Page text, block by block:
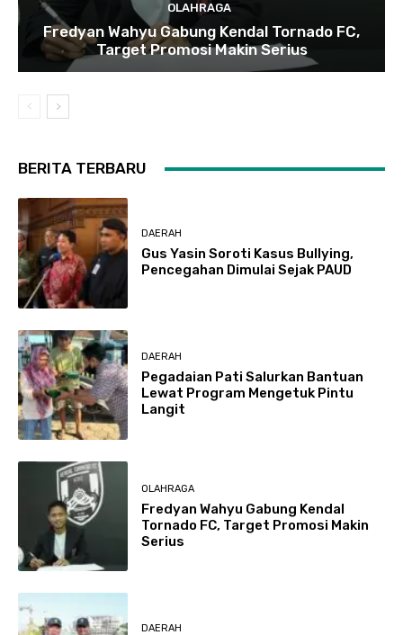
OLAHRAGA
Fredyan Wahyu Gabung Kendal Tornado FC,
Target Promosi Makin Serius
BERITA TERBARU
DAERAH
Gus Yasin Soroti Kasus Bullying,
Pencegahan Dimulai Sejak PAUD
DAERAH
Pegadaian Pati Salurkan Bantuan
Lewat Program Mengetuk Pintu
Langit
OLAHRAGA
Fredyan Wahyu Gabung Kendal
Tornado FC, Target Promosi Makin
Serius
DAERAH